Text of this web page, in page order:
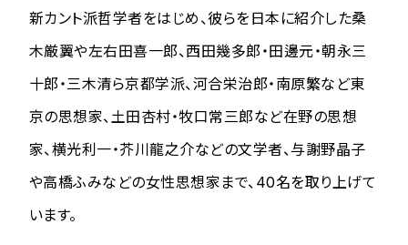
新カント派哲学者をはじめ、彼らを日本に紹介した桑
木厳翼や左右田喜一郎、西田幾多郎・田邊元・朝永三
十郎・三木清ら京都学派、河合栄治郎・南原繁など東
京の思想家、土田杏村・牧口常三郎など在野の思想
家、横光利一・芥川龍之介などの文学者、与謝野晶子
や高橋ふみなどの女性思想家まで、40名を取り上げて
います。